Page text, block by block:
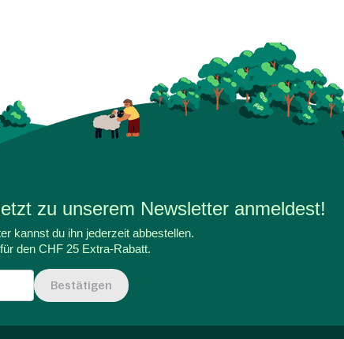
zu unserem Newsletter anmeldest!
kannst du ihn jederzeit abbestellen.
für den CHF 25 Extra-Rabatt.
Bestätigen